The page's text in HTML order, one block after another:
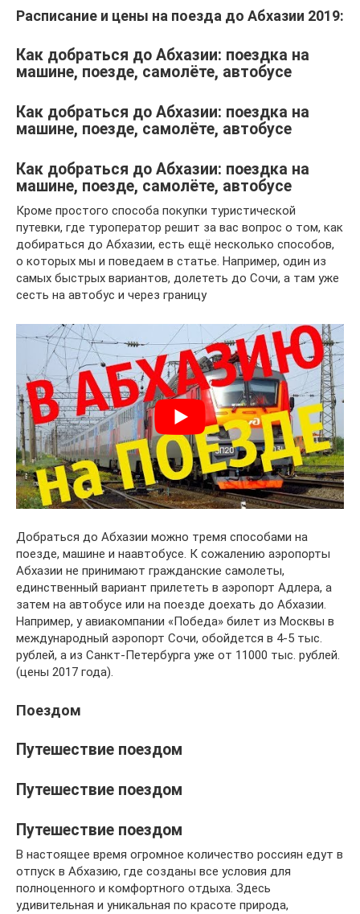
Расписание и цены на поезда до Абхазии 2019:
Как добраться до Абхазии: поездка на
машине, поезде, самолёте, автобусе
Как добраться до Абхазии: поездка на
машине, поезде, самолёте, автобусе
Как добраться до Абхазии: поездка на
машине, поезде, самолёте, автобусе
Кроме простого способа покупки туристической
путевки, где туроператор решит за вас вопрос о том, как
добираться до Абхазии, есть ещё несколько способов,
о которых мы и поведаем в статье. Например, один из
самых быстрых вариантов, долететь до Сочи, а там уже
сесть на автобус и через границу
Добраться до Абхазии можно тремя способами на
поезде, машине и наавтобусе. К сожалению аэропорты
Абхазии не принимают гражданские самолеты,
единственный вариант прилететь в аэропорт Адлера, а
затем на автобусе или на поезде доехать до Абхазии.
Например, у авиакомпании «Победа» билет из Москвы в
международный аэропорт Сочи, обойдется в 4-5 тыс.
рублей, а из Санкт-Петербурга уже от 11000 тыс. рублей.
(цены 2017 года).
Поездом
Путешествие поездом
Путешествие поездом
Путешествие поездом
В настоящее время огромное количество россиян едут в
отпуск в Абхазию, где созданы все условия для
полноценного и комфортного отдыха. Здесь
удивительная и уникальная по красоте природа,